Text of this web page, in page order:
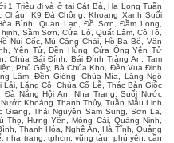
1 Triệu đi và ở tại Cát Bà, Hạ Long Tuần
Châu, K9 Đá Chông, Khoang Xanh Suối
Bình, Quan Lạn, Đồ Sơn, Đầm Long,
Sầm Sơn, Cửa Lò, Quất Lâm, Cô Tô,
Núi Cốc, Mù Căng Chải, Hồ Ba Bể, Vân
Yên Tử, Đền Hùng, Cửa Ông Yên Tử
Chùa Bái Đính, Bái Đính Tràng An, Tam
Phủ Giầy, Bà Chúa Kho, Đền Vua Đinh
Lâm, Đền Gióng, Chùa Mía, Lăng Ngô
Lăng Cô, Chùa Cổ Lễ, Thác Bản Giốc
Nẵng Hội An, Nha Trang, Suối Nước
Khoáng Thanh Thủy, Tuần Mẫu Linh
Thái Nguyên Sam Sung, Sơn La,
Hưng Yên, Móng Cái, Quảng Ninh,
Thanh Hóa, Nghệ An, Hà Tĩnh, Quảng
nha trang, tphcm, vũng tàu, phú yên, cần